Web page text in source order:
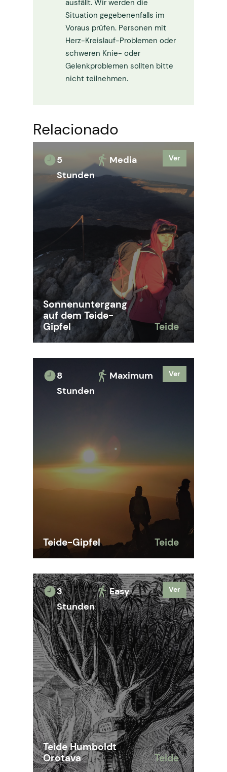
ausfällt. Wir werden die
Situation gegebenenfalls im
Voraus prüfen. Personen mit
Herz-Kreislauf-Problemen oder
schweren Knie- oder
Gelenkproblemen sollten bitte
nicht teilnehmen.
Relacionado
5
Stunden
Media Ver
Sonnenuntergang
auf dem Teide-
Gipfel
Teide
8
Stunden
Maximum Ver
Teide-Gipfel Teide
3
Stunden
Easy Ver
Teide Humboldt
Orotava
Teide